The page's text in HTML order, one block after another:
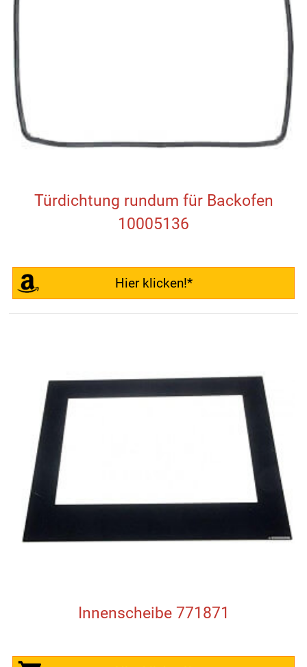
Türdichtung rundum für Backofen
10005136
Hier klicken!*
Innenscheibe 771871